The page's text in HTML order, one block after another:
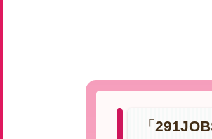
「